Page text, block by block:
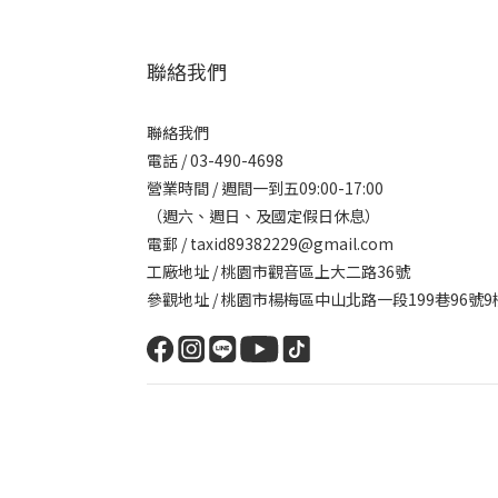
聯絡我們
聯絡我們
電話 / 03-490-4698
營業時間 / 週間一到五09:00-17:00
（週六、週日、及國定假日休息）
電郵 / taxid89382229@gmail.com
工廠地址 / 桃園市觀音區上大二路36號
參觀地址 / 桃園市楊梅區中山北路一段199巷96號9